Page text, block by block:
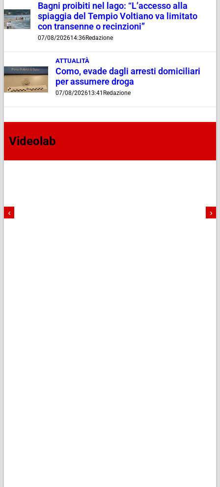
Bagni proibiti nel lago: “L’accesso alla
spiaggia del Tempio Voltiano va limitato
con transenne o recinzioni”
07/08/202614:36Redazione
ATTUALITÀ
Como, evade dagli arresti domiciliari
per assumere droga
07/08/202613:41 Redazione
Videolab
‹ ›